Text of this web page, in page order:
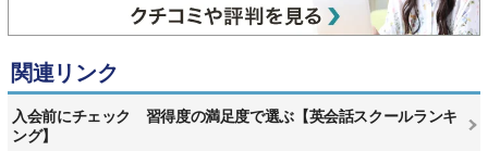
関連リンク
入会前にチェック 習得度の満足度で選ぶ【英会話スクールランキ
ング】